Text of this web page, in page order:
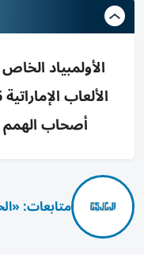
أصحاب الهمم
متابعات: